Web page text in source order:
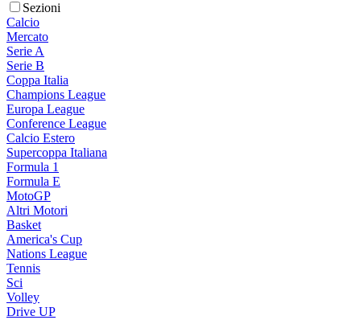
Sezioni
Calcio
Mercato
Serie A
Serie B
Coppa Italia
Champions League
Europa League
Conference League
Calcio Estero
Supercoppa Italiana
Formula 1
Formula E
MotoGP
Altri Motori
Basket
America's Cup
Nations League
Tennis
Sci
Volley
Drive UP